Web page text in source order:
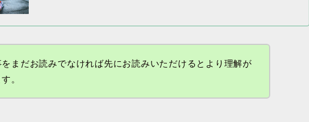
をまだお読みでなければ先にお読みいただけるとより理解が
。